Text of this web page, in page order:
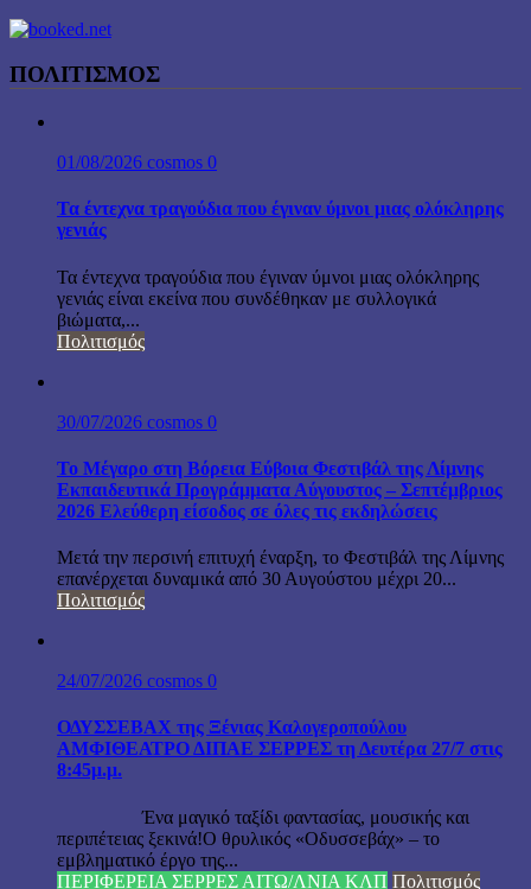
ΠΟΛΙΤΙΣΜΟΣ
01/08/2026 cosmos 0
Τα έντεχνα τραγούδια που έγιναν ύμνοι μιας ολόκληρης
γενιάς
Τα έντεχνα τραγούδια που έγιναν ύμνοι μιας ολόκληρης
γενιάς είναι εκείνα που συνδέθηκαν με συλλογικά
βιώματα,...
Πολιτισμός
30/07/2026 cosmos 0
Το Μέγαρο στη Βόρεια Εύβοια Φεστιβάλ της Λίμνης
Εκπαιδευτικά Προγράμματα Αύγουστος – Σεπτέμβριος
2026 Ελεύθερη είσοδος σε όλες τις εκδηλώσεις
Μετά την περσινή επιτυχή έναρξη, το Φεστιβάλ της Λίμνης
επανέρχεται δυναμικά από 30 Αυγούστου μέχρι 20...
Πολιτισμός
24/07/2026 cosmos 0
ΟΔΥΣΣΕΒΑΧ της Ξένιας Καλογεροπούλου
ΑΜΦΙΘΕΑΤΡΟ ΔΙΠΑΕ ΣΕΡΡΕΣ τη Δευτέρα 27/7 στις
8:45μ.μ.
Ένα μαγικό ταξίδι φαντασίας, μουσικής και
περιπέτειας ξεκινά!Ο θρυλικός «Οδυσσεβάχ» – το
εμβληματικό έργο της...
ΠΕΡΙΦΕΡΕΙΑ ΣΕΡΡΕΣ ΑΙΤΩ/ΛΝΙΑ ΚΛΠ Πολιτισμός